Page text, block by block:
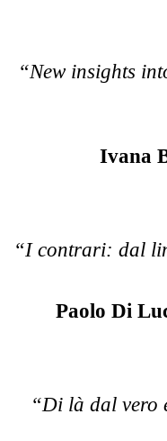
“New insights
Ivana
“I contrari: dal
Paolo Di
“Di là dal vero